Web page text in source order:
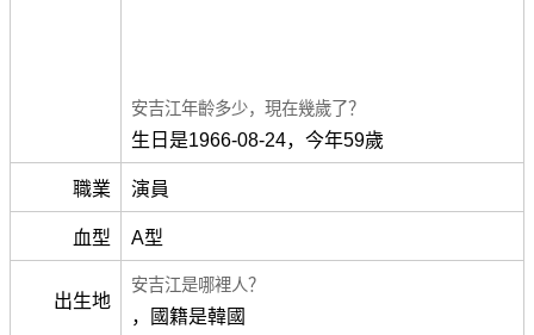
安吉江年齡多少，現在幾歲了？
生日是1966-08-24，今年59歲
職業 演員
血型 A型
出生地
安吉江是哪裡人？
，國籍是韓國